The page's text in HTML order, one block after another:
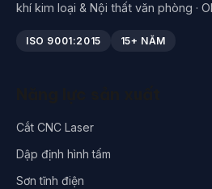
khí kim loại & Nội thất văn phòng ·
ISO 9001:2015 15+ NĂM
Cắt CNC Laser
Dập định hình tấm
Sơn tĩnh điện